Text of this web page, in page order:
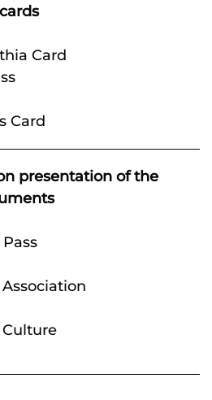
Card
Card
presentation of the